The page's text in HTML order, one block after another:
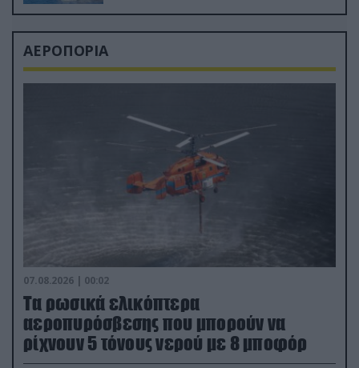
ΑΕΡΟΠΟΡΙΑ
07.08.2026 | 00:02
Τα ρωσικά ελικόπτερα
αεροπυρόσβεσης που μπορούν να
ρίχνουν 5 τόνους νερού με 8 μποφόρ